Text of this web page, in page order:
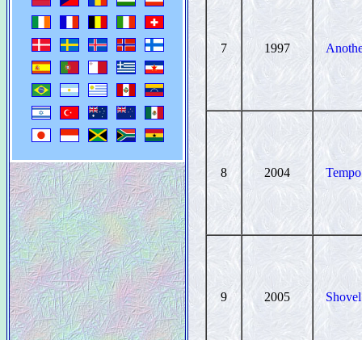
7 1997
8 2004
9 2005